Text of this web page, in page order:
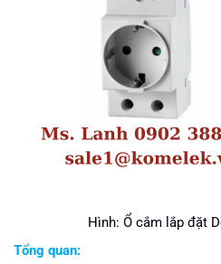
Hình: Ổ cắm lắp đặt
Tổng quan: